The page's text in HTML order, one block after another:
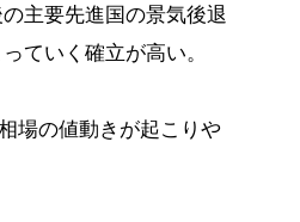
主要先進国の景気後退
ていく確立が高い。
場の値動きが起こりや